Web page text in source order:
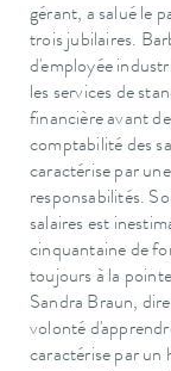
gérant, a salué le
trois jubilaires.
d'employée
les services de
financière avant
comptabilité des
caractérise par
responsabilités.
salaires est
cinquantaine de
toujours à la
Sandra Braun,
volonté
caractérise par un